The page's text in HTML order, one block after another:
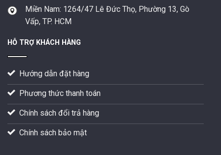
Miền Nam: 1264/47 Lê Đức Thọ, Phường 13, Gò
Vấp, TP. HCM
HỖ TRỢ KHÁCH HÀNG
Hướng dẫn đặt hàng
Phương thức thanh toán
Chính sách đổi trả hàng
Chính sách bảo mật